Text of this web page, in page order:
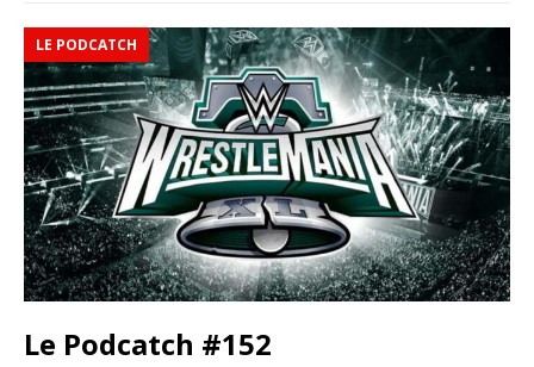
LE PODCATCH
Le Podcatch #152